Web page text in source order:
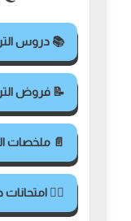
📚 دروس
📝 فروض
📄 ملخصات
✍🏻